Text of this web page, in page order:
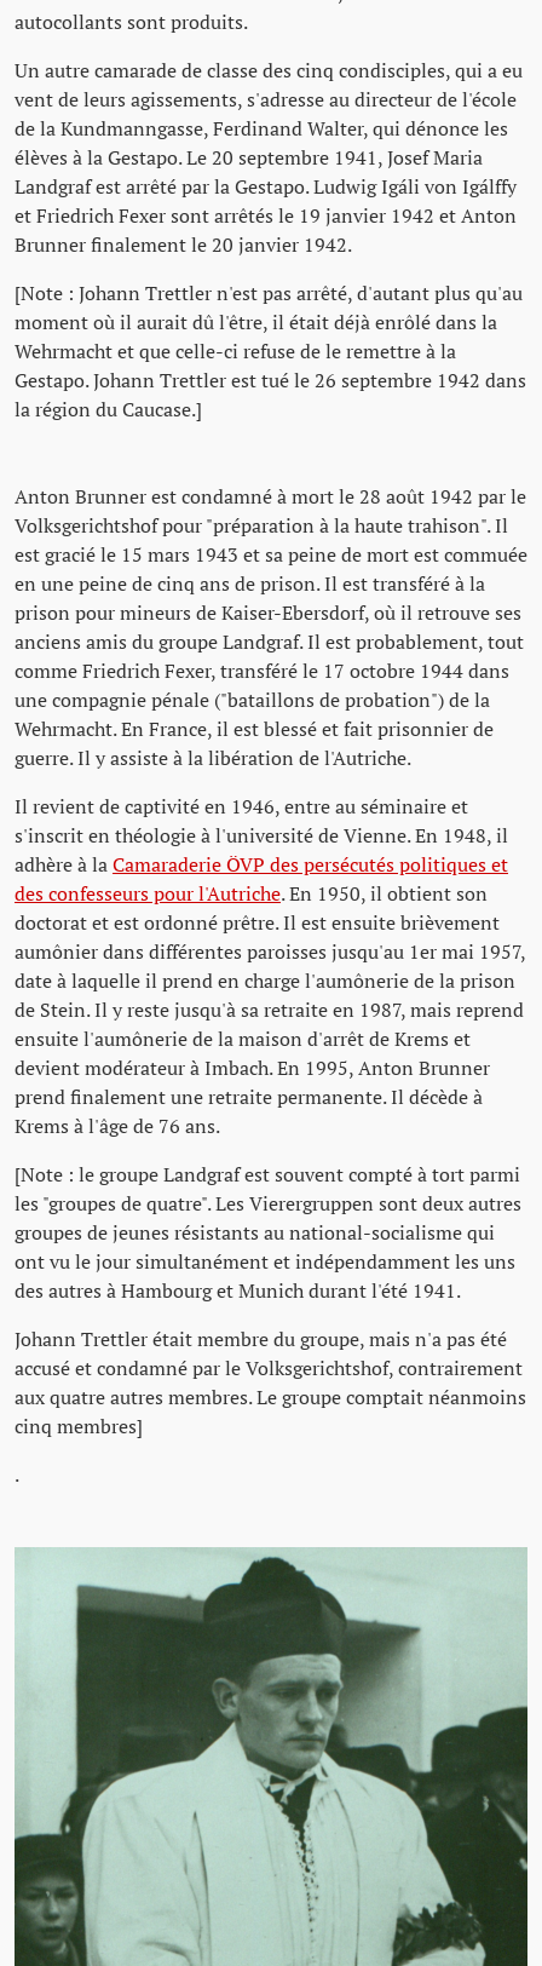
autocollants sont produits.
Un autre camarade de classe des cinq condisciples, qui a eu
vent de leurs agissements, s'adresse au directeur de l'école
de la Kundmanngasse, Ferdinand Walter, qui dénonce les
élèves à la Gestapo. Le 20 septembre 1941, Josef Maria
Landgraf est arrêté par la Gestapo. Ludwig Igáli von Igálffy
et Friedrich Fexer sont arrêtés le 19 janvier 1942 et Anton
Brunner finalement le 20 janvier 1942.
[Note : Johann Trettler n'est pas arrêté, d'autant plus qu'au
moment où il aurait dû l'être, il était déjà enrôlé dans la
Wehrmacht et que celle-ci refuse de le remettre à la
Gestapo. Johann Trettler est tué le 26 septembre 1942 dans
la région du Caucase.]
Anton Brunner est condamné à mort le 28 août 1942 par le
Volksgerichtshof pour "préparation à la haute trahison". Il
est gracié le 15 mars 1943 et sa peine de mort est commuée
en une peine de cinq ans de prison. Il est transféré à la
prison pour mineurs de Kaiser-Ebersdorf, où il retrouve ses
anciens amis du groupe Landgraf. Il est probablement, tout
comme Friedrich Fexer, transféré le 17 octobre 1944 dans
une compagnie pénale ("bataillons de probation") de la
Wehrmacht. En France, il est blessé et fait prisonnier de
guerre. Il y assiste à la libération de l'Autriche.
Il revient de captivité en 1946, entre au séminaire et
s'inscrit en théologie à l'université de Vienne. En 1948, il
adhère à laCamaraderie ÖVP des persécutés politiques et
des confesseurs pour l'Autriche. En 1950, il obtient son
doctorat et est ordonné prêtre. Il est ensuite brièvement
aumônier dans différentes paroisses jusqu'au 1er mai 1957,
date à laquelle il prend en charge l'aumônerie de la prison
de Stein. Il y reste jusqu'à sa retraite en 1987, mais reprend
ensuite l'aumônerie de la maison d'arrêt de Krems et
devient modérateur à Imbach. En 1995, Anton Brunner
prend finalement une retraite permanente. Il décède à
Krems à l'âge de 76 ans.
[Note : le groupe Landgraf est souvent compté à tort parmi
les "groupes de quatre". Les Vierergruppen sont deux autres
groupes de jeunes résistants au national-socialisme qui
ont vu le jour simultanément et indépendamment les uns
des autres à Hambourg et Munich durant l'été 1941.
Johann Trettler était membre du groupe, mais n'a pas été
accusé et condamné par le Volksgerichtshof, contrairement
aux quatre autres membres. Le groupe comptait néanmoins
cinq membres]
.